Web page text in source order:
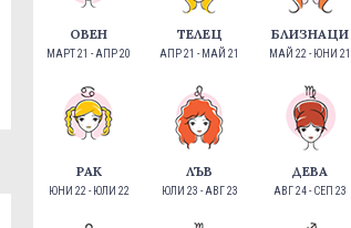
ОВЕН
МАРТ 21 - АПР 20
ТЕЛЕЦ
АПР 21 - МАЙ 21
БЛИЗНАЦИ
МАЙ 22 - ЮНИ 21
РАК
ЮНИ 22 - ЮЛИ 22
ЛЪВ
ЮЛИ 23 - АВГ 23
ДЕВА
АВГ 24 - СЕП 23